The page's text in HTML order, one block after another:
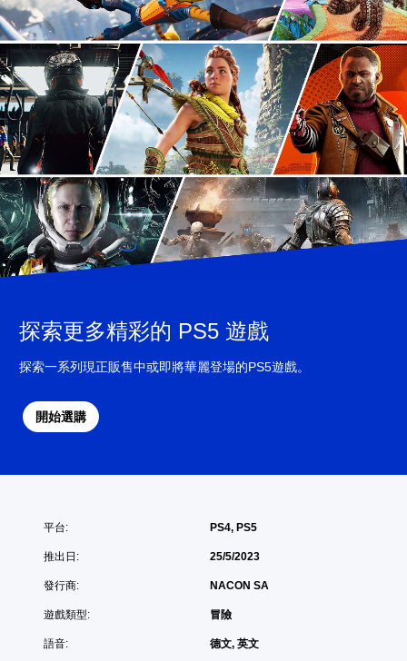
探索更多精彩的 PS5 遊戲
探索一系列現正販售中或即將華麗登場的PS5遊戲。
開始選購
平台: PS4, PS5
推出日: 25/5/2023
發行商: NACON SA
遊戲類型: 冒險
語音: 德文, 英文